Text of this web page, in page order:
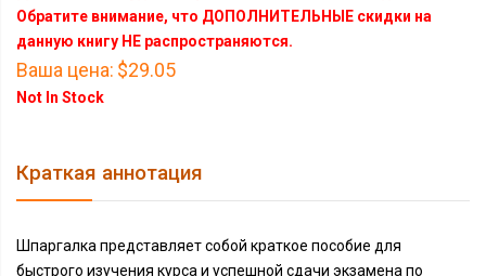
Обратите внимание, что ДОПОЛНИТЕЛЬНЫЕ скидки на
данную книгу НЕ распространяются.
Ваша цена: $29.05
Not In Stock
Краткая аннотация
Шпаргалка представляет собой краткое пособие для
быстрого изучения курса и успешной сдачи экзамена по